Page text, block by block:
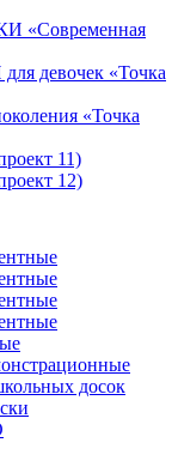
«Современная
девочек «Точка
«Точка
11)
12)
досок